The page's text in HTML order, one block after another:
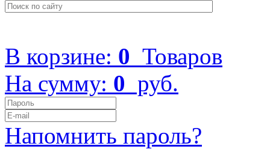
В корзине: 0 Товаров
На сумму: 0 руб.
Напомнить пароль?